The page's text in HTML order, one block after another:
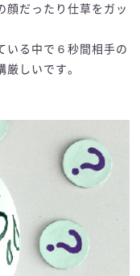
顔だったり仕草をガッ
いる中で６秒間相手の
厳しいです。